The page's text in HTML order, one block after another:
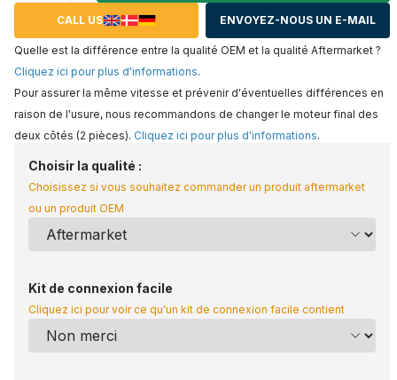
CALL US ENVOYEZ-NOUS UN E-MAIL
Quelle est la différence entre la qualité OEM et la qualité Aftermarket ?
Cliquez ici pour plus d'informations.
Pour assurer la même vitesse et prévenir d'éventuelles différences en
raison de l'usure, nous recommandons de changer le moteur final des
deux côtés (2 pièces). Cliquez ici pour plus d'informations.
Choisir la qualité :
Choisissez si vous souhaitez commander un produit aftermarket
ou un produit OEM
Kit de connexion facile
Cliquez ici pour voir ce qu'un kit de connexion facile contient